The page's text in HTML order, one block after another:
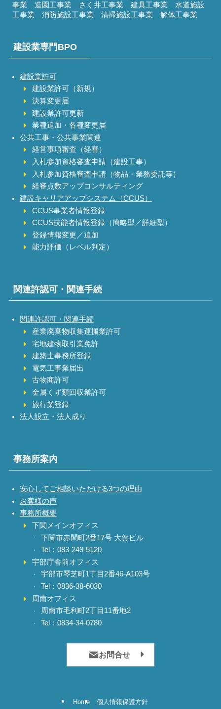
事業 造園工事業 さく井工事業 建具工事業 水道施設
工事業 消防施設工事業 清掃施設工事業 解体工事業
建設業専門BPO
建設業許可
建設業許可（新規）
決算変更届
建設業許可更新
業種追加・各種変更届
公共工事・公共事業関連
経営事項審査（経審）
入札参加資格審査申請（建設工事）
入札参加資格審査申請（物品・業務委託等）
経審点数アップコンサルティング
建設キャリアアップシステム（CCUS）
CCUS事業者情報登録
CCUS技能者情報登録（簡略型／詳細型）
登録情報変更／追加
能力評価（レベル判定）
関連許認可・関連手続
関連許認可・関連手続
産業廃棄物収集運搬業許可
宅地建物取引業免許
建築士事務所登録
電気工事業届出
古物商許可
金属くず類回収業許可
旅行業登録
法人設立・法人成り
事務所案内
安心してご相談いただける3つの理由
お客様の声
事務所概要
下関メインオフィス
下関市赤間町2番17号 大賀ビル
Tel：083-249-5120
宇部庁舎前オフィス
宇部市琴芝町1丁目2番46-A103号
Tel：0836-38-6030
周南オフィス
周南市毛利町2丁目11番地2
Tel：0834-34-0780
お問合せ
Home 個人情報保護方針